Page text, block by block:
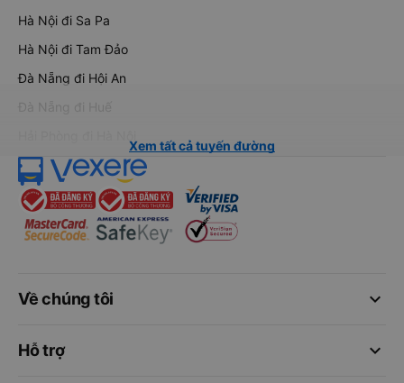
Hà Nội đi Sa Pa
Hà Nội đi Tam Đảo
Đà Nẵng đi Hội An
Đà Nẵng đi Huế
Xem tất cả tuyến đường
keyboard_arrow_down
Về chúng tôi
keyboard_arrow_down
Hỗ trợ